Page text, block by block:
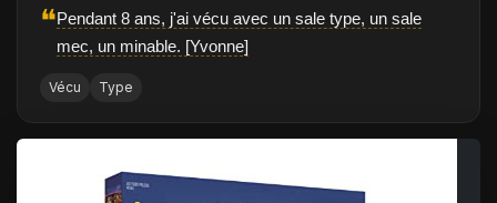
❝Pendant 8 ans, j'ai vécu avec un sale type, un sale
mec, un minable. [Yvonne]
Vécu Type